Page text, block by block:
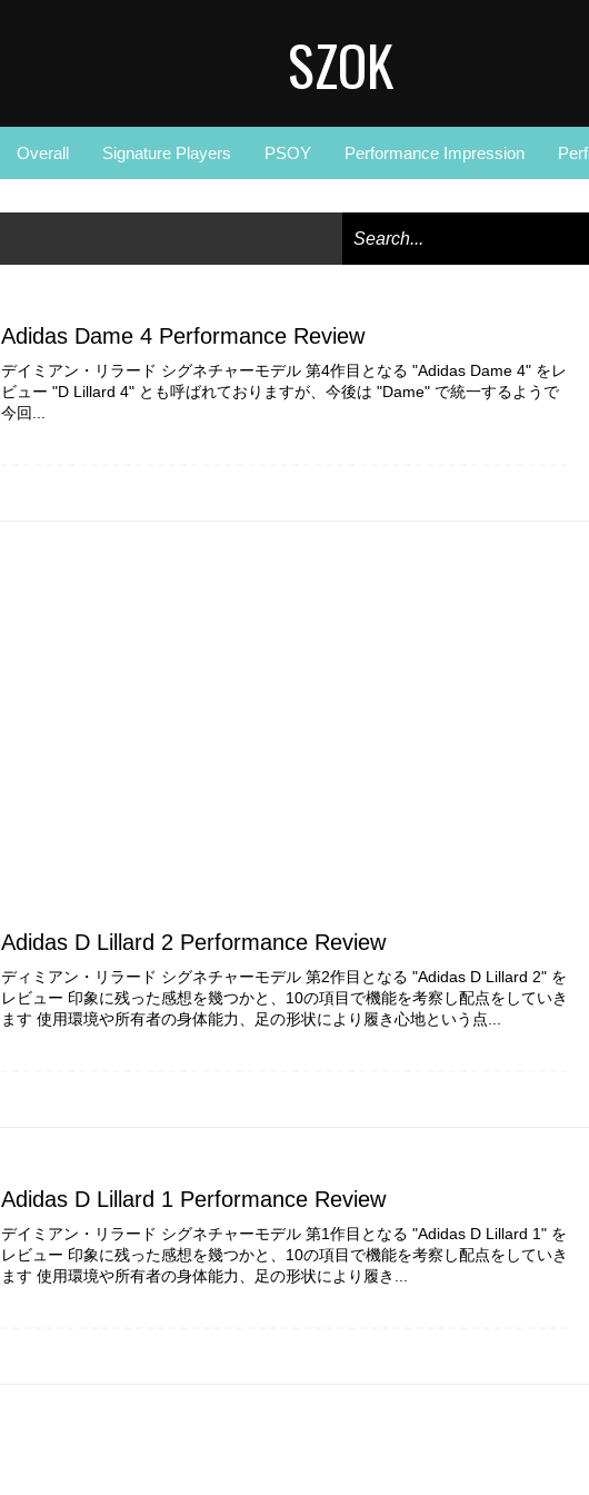
SZOK
Overall Signature Players PSOY Performance Impression
Adidas Dame 4 Performance Review
デイミアン・リラード シグネチャーモデル 第4作目となる "Adidas Dame 4" をレ
ビュー "D Lillard 4" とも呼ばれておりますが、今後は "Dame" で統一するようで
今回...
Adidas D Lillard 2 Performance Review
ディミアン・リラード シグネチャーモデル 第2作目となる "Adidas D Lillard 2" を
レビュー 印象に残った感想を幾つかと、10の項目で機能を考察し配点をしていき
ます 使用環境や所有者の身体能力、足の形状により履き心地という点...
Adidas D Lillard 1 Performance Review
デイミアン・リラード シグネチャーモデル 第1作目となる "Adidas D Lillard 1" を
レビュー 印象に残った感想を幾つかと、10の項目で機能を考察し配点をしていき
ます 使用環境や所有者の身体能力、足の形状により履き...